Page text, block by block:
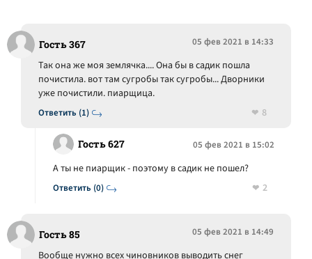
Гость 367 05 фев 2021 в 14:33
Ответить (1)
Так она же моя землячка.... Она бы в садик пошла
почистила. вот там сугробы так сугробы... Дворники
уже почистили. пиарщица.
8
Гость 627 05 фев 2021 в 15:02
Ответить (0)
А ты не пиарщик - поэтому в садик не пошел?
2
Гость 85 05 фев 2021 в 14:49
Вообще нужно всех чиновников выводить снег